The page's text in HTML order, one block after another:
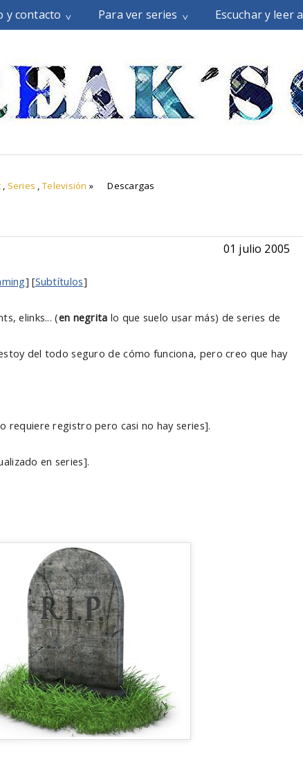
y contacto Para ver series Escuchar y leer
, Series ,Televisión » Descargas
01 julio 2005
] [Subtítulos]
elinks... (en negrita lo que suelo usar más) de series de
del todo seguro de cómo funciona, pero creo que hay
requiere registro pero casi no hay series].
en series].